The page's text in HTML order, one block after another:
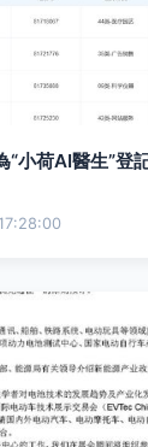
“小荷AI醫生”登